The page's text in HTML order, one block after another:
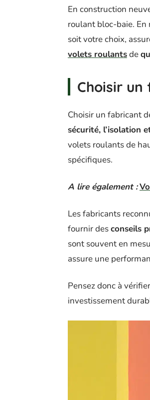
En construction
roulant bloc-baie. En
soit votre choix,
volets roulantsde
Choisir
Choisir un fabricant
sécurité, l’isolation
volets roulants de
spécifiques.
A lire également :
Les fabricants
fournir desconseils
sont souvent en
assure une
Pensez donc à vérifier
investissement